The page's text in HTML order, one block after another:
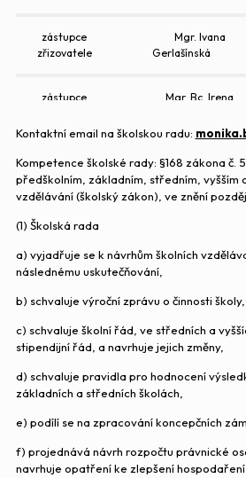
zástupce
zřizovatele
Mgr. Ivana
Gerlašínská
zástupce
Mgr. Bc. Irena
zástupce
zřizovatele
Mgr. Kateřina
zákonný zástupce
zákonný zástupce
Kupcová
pedagog -
předseda
Monika Bukovská
Kontaktní email na školskou radu:
Kompetence školské rady: §168 zákona č.
předškolním, základním, středním, vyšším
vzdělávání (školský zákon), ve znění
(1) Školská rada
a) vyjadřuje se k návrhům školních
následnému uskutečňování,
b) schvaluje výroční zprávu o činnosti školy,
c) schvaluje školní řád, ve středních a
stipendijní řád, a navrhuje jejich změny,
d) schvaluje pravidla pro hodnocení
základních a středních školách,
e) podílí se na zpracování koncepčních
f) projednává návrh rozpočtu právnické
navrhuje opatření ke zlepšení hospodaření,